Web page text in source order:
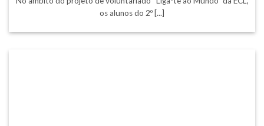
os alunos do 2º [...]